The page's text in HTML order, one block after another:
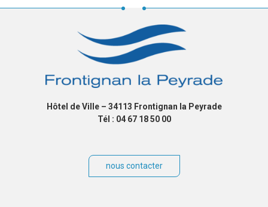
Hôtel de Ville – 34113 Frontignan la Peyrade
Tél : 04 67 18 50 00
nous contacter